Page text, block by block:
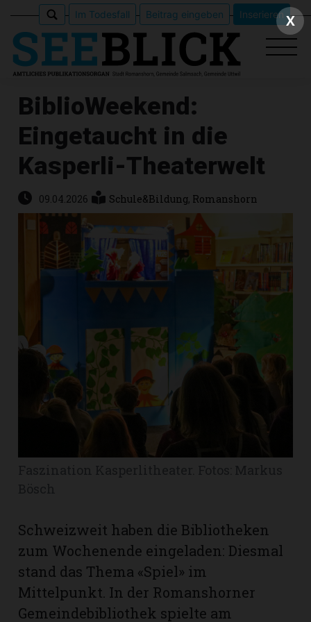
Epaper
Veranstaltungen
Erlebnisführer
Romanshorn:
Mitteilungen
Im Todesfall Beitrag eingeben Inserieren
BiblioWeekend:
Eingetaucht in die
Kasperli-Theaterwelt
09.04.2026 Schule&Bildung, Romanshorn
Schweizweit haben die Bibliotheken
zum Wochenende eingeladen: Diesmal
stand das Thema «Spiel» im
Mittelpunkt. In der Romanshorner
Gemeindebibliothek spielte am
X